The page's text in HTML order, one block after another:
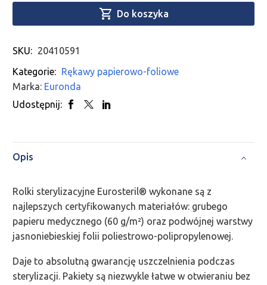
 Do koszyka
SKU: 20410591
Kategorie: Rękawy papierowo-foliowe
Marka: Euronda
Udostępnij:
Opis
Rolki sterylizacyjne Eurosteril® wykonane są z
najlepszych certyfikowanych materiałów: grubego
papieru medycznego (60 g/m²) oraz podwójnej warstwy
jasnoniebieskiej folii poliestrowo-polipropylenowej.
Daje to absolutną gwarancję uszczelnienia podczas
sterylizacji. Pakiety są niezwykle łatwe w otwieraniu bez